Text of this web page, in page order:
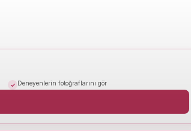
Deneyenlerin fotoğraflarını gör